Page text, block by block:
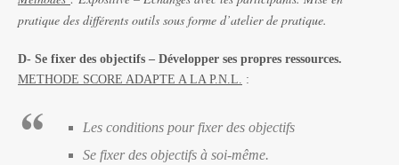
pratique des différents outils sous forme d’atelier de pratique.
D- Se fixer des objectifs – Développer ses propres ressources.
METHODE SCORE ADAPTE A LA P.N.L.
:
Les conditions pour fixer des objectifs
Se fixer des objectifs à soi-même.